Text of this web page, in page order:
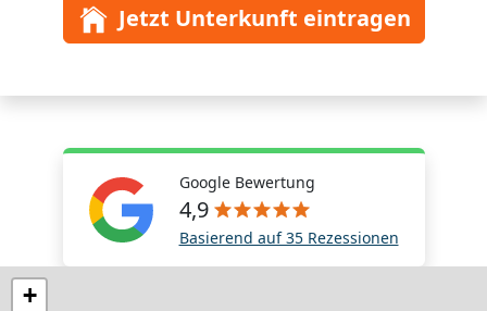
Jetzt Unterkunft eintragen
Google Bewertung
4,9
Basierend auf 35 Rezessionen
+